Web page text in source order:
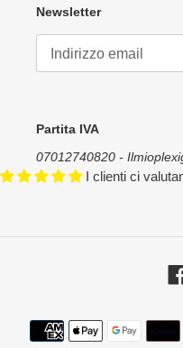
Newsletter
Partita IVA
07012740820 -
I clienti ci